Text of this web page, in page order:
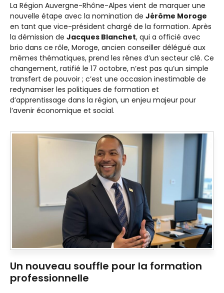
La Région Auvergne-Rhône-Alpes vient de marquer une
nouvelle étape avec la nomination de Jérôme Moroge
en tant que vice-président chargé de la formation. Après
la démission de Jacques Blanchet, qui a officié avec
brio dans ce rôle, Moroge, ancien conseiller délégué aux
mêmes thématiques, prend les rênes d’un secteur clé. Ce
changement, ratifié le 17 octobre, n’est pas qu’un simple
transfert de pouvoir ; c’est une occasion inestimable de
redynamiser les politiques de formation et
d’apprentissage dans la région, un enjeu majeur pour
l’avenir économique et social.
Un nouveau souffle pour la formation
professionnelle